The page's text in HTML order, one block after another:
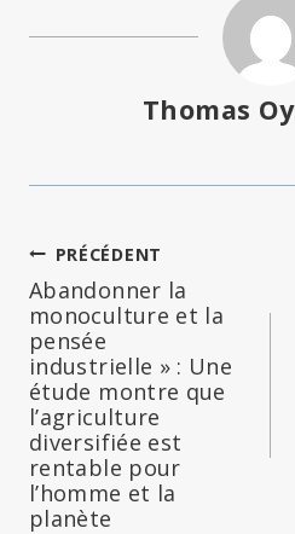
Thomas
Navigation
de
l’article
PRÉCÉDENT
Abandonner la
monoculture et la
pensée
industrielle » : Une
étude montre que
l’agriculture
diversifiée est
rentable pour
l’homme et la
planète